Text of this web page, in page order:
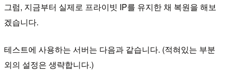
그럼, 지금부터 실제로 프라이빗 IP를 유지한 채 복원을 해보
겠습니다.
테스트에 사용하는 서버는 다음과 같습니다. (적혀있는 부분
외의 설정은 생략합니다.)